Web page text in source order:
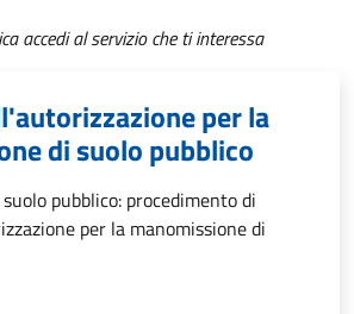
accedi al servizio che ti interessa
per la
di suolo pubblico
pubblico: procedimento di
per la manomissione di